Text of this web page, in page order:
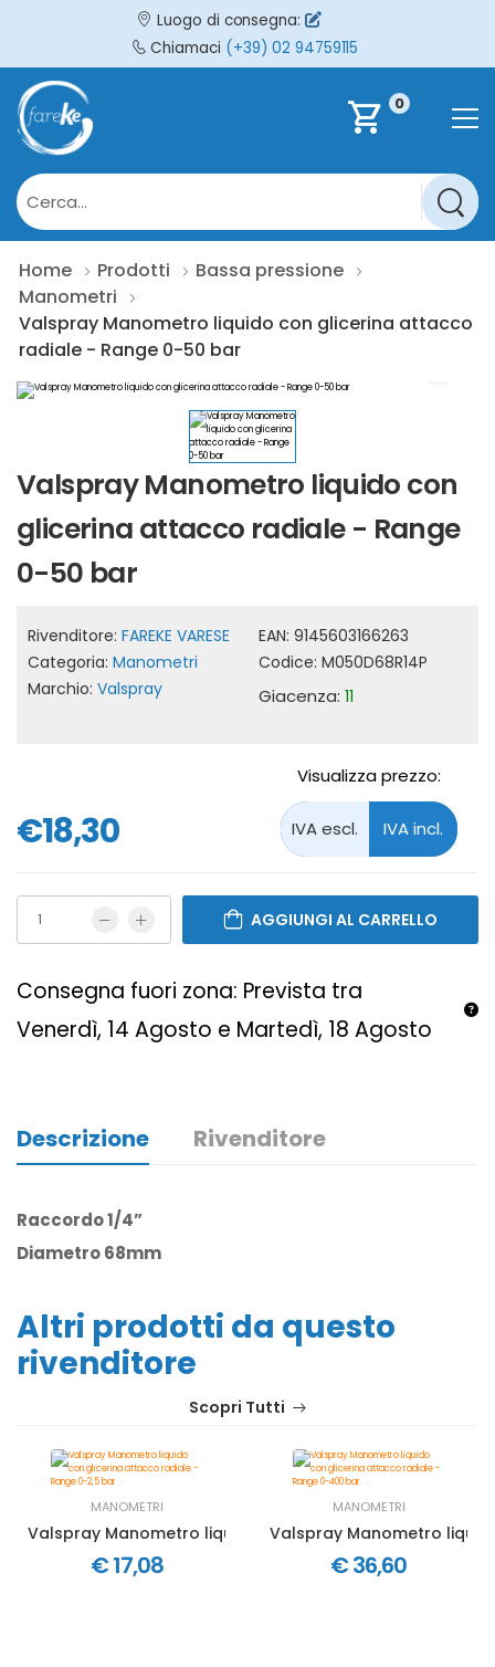
Luogo di consegna:
Chiamaci (+39) 02 94759115
shopping_cart 0
Home Prodotti
Bassa pressione
Manometri
Valspray Manometro liquido con glicerina attacco
radiale - Range 0-50 bar
Valspray Manometro liquido con
glicerina attacco radiale - Range
0-50 bar
Rivenditore: FAREKE VARESE
Categoria: Manometri
Marchio: Valspray
EAN: 9145603166263
Codice: M050D68R14P
Giacenza: 11
€18,30
Visualizza prezzo:
AGGIUNGI AL CARRELLO
Consegna fuori zona: Prevista tra
Venerdì, 14 Agosto e Martedì, 18 Agosto
Descrizione Rivenditore
Raccordo 1/4”
Diametro 68mm
Altri prodotti da questo
rivenditore
Scopri Tutti
MANOMETRI
Valspray Manometro liquido con glicerina attacco
€ 17,08
MANOMETRI
Valspray Manometro
€ 36,60